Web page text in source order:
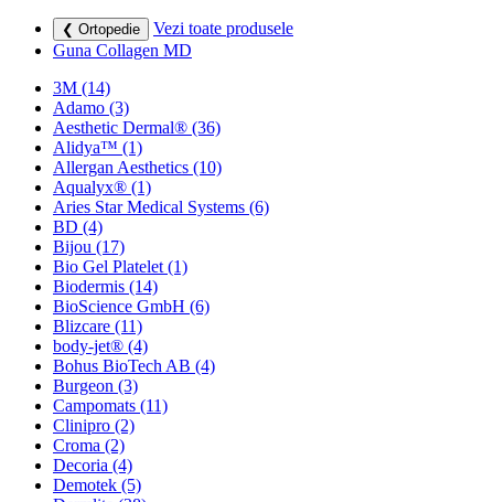
❮ Ortopedie
Vezi toate produsele
Guna Collagen MD
3M (14)
Adamo (3)
Aesthetic Dermal® (36)
Alidya™ (1)
Allergan Aesthetics (10)
Aqualyx® (1)
Aries Star Medical Systems (6)
BD (4)
Bijou (17)
Bio Gel Platelet (1)
Biodermis (14)
BioScience GmbH (6)
Blizcare (11)
body-jet® (4)
Bohus BioTech AB (4)
Burgeon (3)
Campomats (11)
Clinipro (2)
Croma (2)
Decoria (4)
Demotek (5)